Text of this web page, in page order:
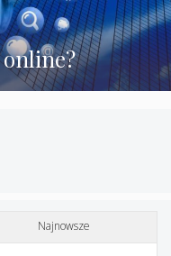
Najnowsze